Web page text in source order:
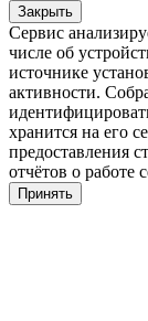
Закрыть
Сервис
числе об
источнике
активности.
хранится на его
предоставления
отчётов о работе
Принять